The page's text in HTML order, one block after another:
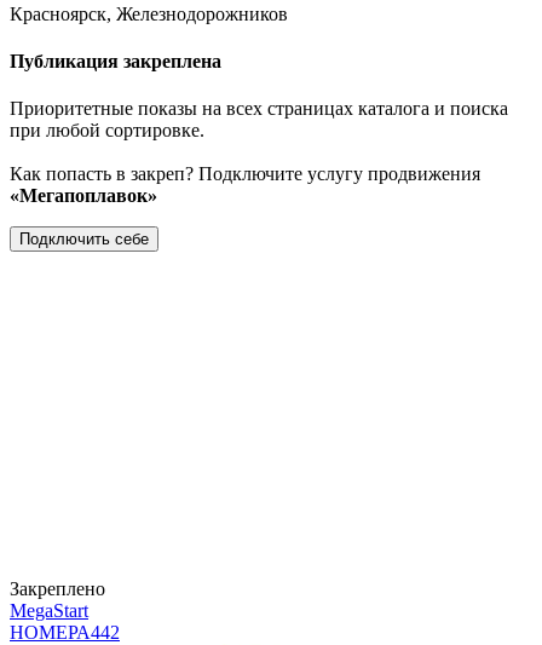
Красноярск, Железнодорожников
Публикация закреплена
Приоритетные показы на всех страницах каталога и поиска
при любой сортировке.
Как попасть в закреп? Подключите услугу продвижения
«Мегапоплавок»
Подключить себе
Закреплено
MegaStart
НОМЕРА442